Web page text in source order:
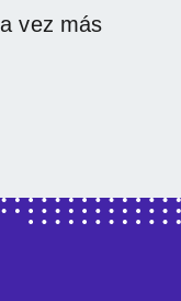
vez más